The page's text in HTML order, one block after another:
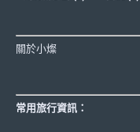
關於小燦
常用旅行資訊：